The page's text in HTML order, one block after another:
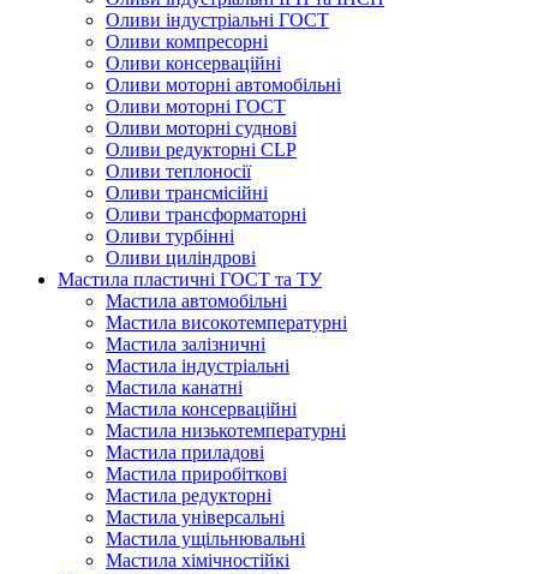
Оливи індустріальні ГОСТ
Оливи компресорні
Оливи консерваційні
Оливи моторні автомобільні
Оливи моторні ГОСТ
Оливи моторні суднові
Оливи редукторні CLP
Оливи теплоносії
Оливи трансмісійні
Оливи трансформаторні
Оливи турбінні
Оливи циліндрові
Мастила пластичні ГОСТ та ТУ
Мастила автомобільні
Мастила високотемпературні
Мастила залізничні
Мастила індустріальні
Мастила канатні
Мастила консерваційні
Мастила низькотемпературні
Мастила приладові
Мастила приробіткові
Мастила редукторні
Мастила універсальні
Мастила ущільнювальні
Мастила хімічностійкі